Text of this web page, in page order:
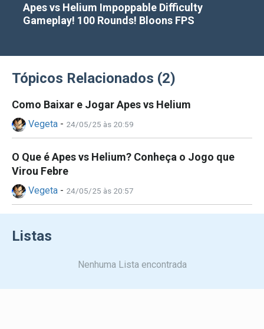
Apes vs Helium Impoppable Difficulty
Gameplay! 100 Rounds! Bloons FPS
Tópicos Relacionados (2)
Como Baixar e Jogar Apes vs Helium
Vegeta - 24/05/25 às 20:59
O Que é Apes vs Helium? Conheça o Jogo que
Virou Febre
Vegeta - 24/05/25 às 20:57
Listas
Nenhuma Lista encontrada